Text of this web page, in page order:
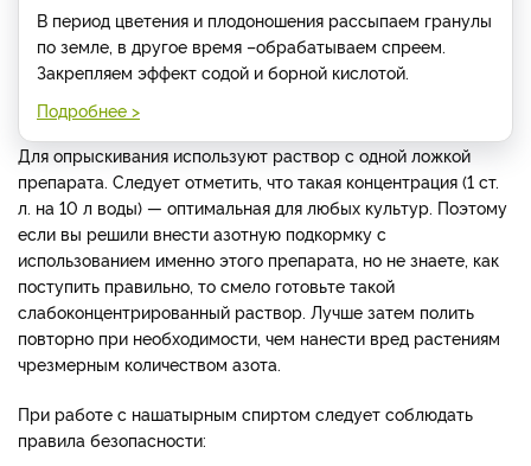
В период цветения и плодоношения рассыпаем гранулы
по земле, в другое время –обрабатываем спреем.
Закрепляем эффект содой и борной кислотой.
Подробнее >
Для опрыскивания используют раствор с одной ложкой
препарата. Следует отметить, что такая концентрация (1 ст.
л. на 10 л воды) — оптимальная для любых культур. Поэтому
если вы решили внести азотную подкормку с
использованием именно этого препарата, но не знаете, как
поступить правильно, то смело готовьте такой
слабоконцентрированный раствор. Лучше затем полить
повторно при необходимости, чем нанести вред растениям
чрезмерным количеством азота.
При работе с нашатырным спиртом следует соблюдать
правила безопасности: